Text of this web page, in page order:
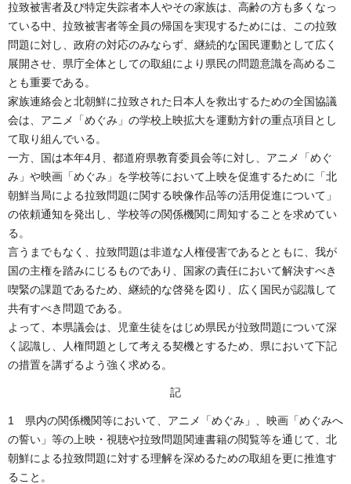
拉致被害者及び特定失踪者本人やその家族は、高齢の方も多くなっ
ている中、拉致被害者等全員の帰国を実現するためには、この拉致
問題に対し、政府の対応のみならず、継続的な国民運動として広く
展開させ、県庁全体としての取組により県民の問題意識を高めるこ
とも重要である。
家族連絡会と北朝鮮に拉致された日本人を救出するための全国協議
会は、アニメ「めぐみ」の学校上映拡大を運動方針の重点項目とし
て取り組んでいる。
一方、国は本年4月、都道府県教育委員会等に対し、アニメ「めぐ
み」や映画「めぐみ」を学校等において上映を促進するために「北
朝鮮当局による拉致問題に関する映像作品等の活用促進について」
の依頼通知を発出し、学校等の関係機関に周知することを求めてい
る。
言うまでもなく、拉致問題は非道な人権侵害であるとともに、我が
国の主権を踏みにじるものであり、国家の責任において解決すべき
喫緊の課題であるため、継続的な啓発を図り、広く国民が認識して
共有すべき問題である。
よって、本県議会は、児童生徒をはじめ県民が拉致問題について深
く認識し、人権問題として考える契機とするため、県において下記
の措置を講ずるよう強く求める。
記
1 県内の関係機関等において、アニメ「めぐみ」、映画「めぐみへ
の誓い」等の上映・視聴や拉致問題関連書籍の閲覧等を通じて、北
朝鮮による拉致問題に対する理解を深めるための取組を更に推進す
ること。